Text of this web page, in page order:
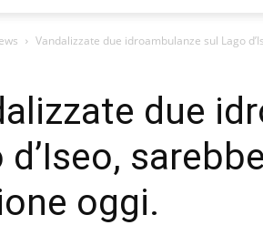
Vandalizzate due idroambulanze sul Lago
due
d’Iseo,
oggi.